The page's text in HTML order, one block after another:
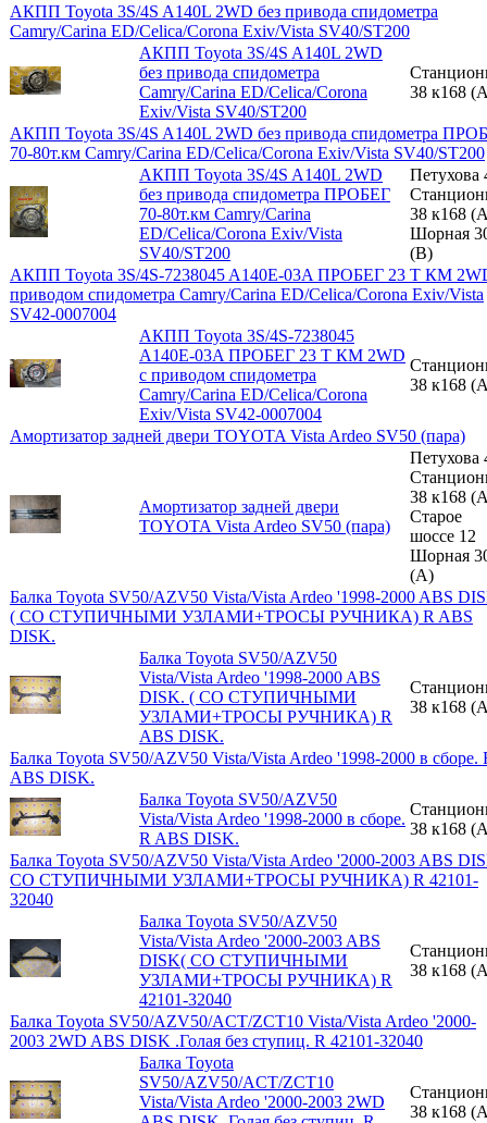
АКПП Toyota 3S/4S A140L 2WD без привода спидометра
Camry/Carina ED/Celica/Corona Exiv/Vista SV40/ST200
АКПП Toyota 3S/4S A140L 2WD
без привода спидометра
Camry/Carina ED/Celica/Corona
Exiv/Vista SV40/ST200
38 к168
АКПП Toyota 3S/4S A140L 2WD без привода спидометра
70-80т.км Camry/Carina ED/Celica/Corona Exiv/Vista SV40/ST200
АКПП Toyota 3S/4S A140L 2WD
без привода спидометра ПРОБЕГ
70-80т.км Camry/Carina
ED/Celica/Corona Exiv/Vista
SV40/ST200
Петухова
38 к168
Шорная
(B)
АКПП Toyota 3S/4S-7238045 A140E-03A ПРОБЕГ 23 Т КМ
приводом спидометра Camry/Carina ED/Celica/Corona Exiv/Vista
SV42-0007004
АКПП Toyota 3S/4S-7238045
A140E-03A ПРОБЕГ 23 Т КМ 2WD
с приводом спидометра
Camry/Carina ED/Celica/Corona
Exiv/Vista SV42-0007004
38 к168
Амортизатор задней двери TOYOTA Vista Ardeo SV50 (пара)
Амортизатор задней двери
TOYOTA Vista Ardeo SV50 (пара)
Петухова
38 к168
Старое
шоссе 12
Шорная
(A)
Балка Toyota SV50/AZV50 Vista/Vista Ardeo '1998-2000 ABS
( СО СТУПИЧНЫМИ УЗЛАМИ+ТРОСЫ РУЧНИКА) R ABS
DISK.
Балка Toyota SV50/AZV50
Vista/Vista Ardeo '1998-2000 ABS
DISK. ( СО СТУПИЧНЫМИ
УЗЛАМИ+ТРОСЫ РУЧНИКА) R
ABS DISK.
38 к168
Балка Toyota SV50/AZV50 Vista/Vista Ardeo '1998-2000 в сборе.
ABS DISK.
Балка Toyota SV50/AZV50
Vista/Vista Ardeo '1998-2000 в сборе.
R ABS DISK.
38 к168
Балка Toyota SV50/AZV50 Vista/Vista Ardeo '2000-2003 ABS
СО СТУПИЧНЫМИ УЗЛАМИ+ТРОСЫ РУЧНИКА) R 42101-
32040
Балка Toyota SV50/AZV50
Vista/Vista Ardeo '2000-2003 ABS
DISK( СО СТУПИЧНЫМИ
УЗЛАМИ+ТРОСЫ РУЧНИКА) R
42101-32040
38 к168
Балка Toyota SV50/AZV50/ACT/ZCT10 Vista/Vista Ardeo '2000-
2003 2WD ABS DISK .Голая без ступиц. R 42101-32040
Балка Toyota
SV50/AZV50/ACT/ZCT10
Vista/Vista Ardeo '2000-2003 2WD
38 к168